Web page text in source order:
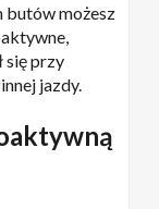
butów możesz
się przy
jazdy.